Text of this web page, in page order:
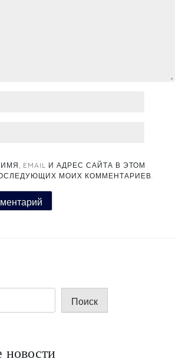
EMAIL И АДРЕС САЙТА В ЭТОМ
МОИХ КОММЕНТАРИЕВ.
Поиск
новости